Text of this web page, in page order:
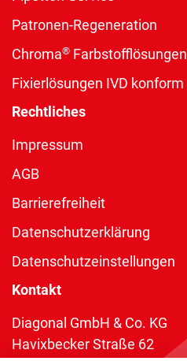
Patronen-Regeneration
Chroma® Farbstofflösungen
Fixierlösungen IVD konform
Rechtliches
Impressum
AGB
Barrierefreiheit
Datenschutzerklärung
Datenschutzeinstellungen
Kontakt
Diagonal GmbH & Co. KG
Havixbecker Straße 62